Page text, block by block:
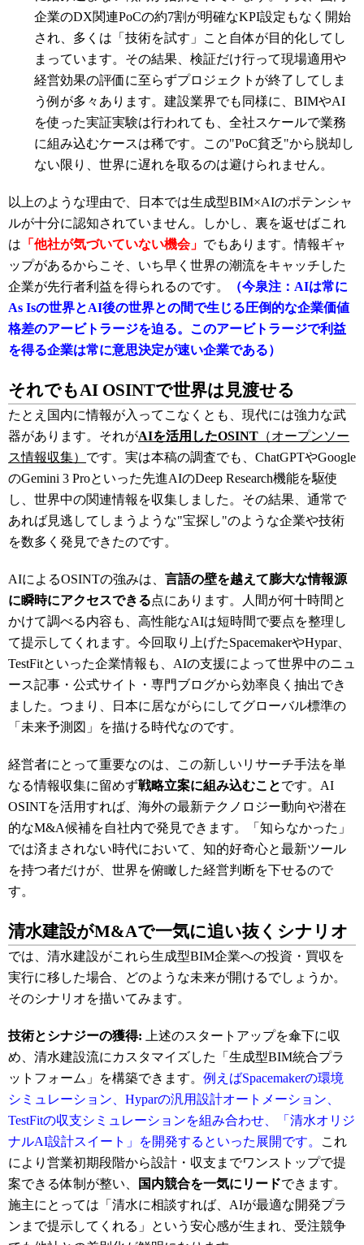
企業のDX関連PoCの約7割が明確なKPI設定もなく開始
され 、多くは「技術を試す」こと自体が目的化してし
まっています。その結果、検証だけ行って現場適用や
経営効果の評価に至らずプロジェクトが終了してしま
う例が多々あります。建設業界でも同様に、BIMやAI
を使った実証実験は行われても、全社スケールで業務
に組み込むケースは稀です。この"PoC貧乏"から脱却し
ない限り、世界に遅れを取るのは避けられません。
以上のような理由で、日本では生成型BIM×AIのポテンシャ
ルが十分に認知されていません。しかし、裏を返せばこれ
は 「他社が気づいていない機会」 でもあります。情報ギャ
ップがあるからこそ、いち早く世界の潮流をキャッチした
企業が先行者利益を得られるのです。
（今泉注：AIは常に
As Isの世界とAI後の世界との間で生じる圧倒的な企業価値
格差のアービトラージを迫る。このアービトラージで利益
を得る企業は常に意思決定が速い企業である）
それでもAI OSINTで世界は見渡せる
たとえ国内に情報が入ってこなくとも、現代には強力な武
器があります。それがAIを活用したOSINT （オープンソー
ス情報収集） です。実は本稿の調査でも、ChatGPTやGoogle
のGemini 3 Proといった先進AIのDeep Research機能を駆使
し、世界中の関連情報を収集しました 。その結果、通常で
あれば見逃してしまうような"宝探し"のような企業や技術
を数多く発見できたのです。
AIによるOSINTの強みは、 言語の壁を越えて膨大な情報源
に瞬時にアクセスできる点にあります。人間が何十時間と
かけて調べる内容も、高性能なAIは短時間で要点を整理し
て提示してくれます。今回取り上げたSpacemakerやHypar、
TestFitといった企業情報も、AIの支援によって世界中のニュ
ース記事・公式サイト・専門ブログから効率良く抽出でき
ました。つまり、日本に居ながらにしてグローバル標準の
「未来予測図」を描ける時代なのです。
経営者にとって重要なのは、この新しいリサーチ手法を単
なる情報収集に留めず戦略立案に組み込むことです。AI
OSINTを活用すれば、海外の最新テクノロジー動向や潜在
的なM&A候補を自社内で発見できます。「知らなかった」
では済まされない時代において、知的好奇心と最新ツール
を持つ者だけが、世界を俯瞰した経営判断を下せるので
す。
清水建設がM&Aで一気に追い抜くシナリオ
では、清水建設がこれら生成型BIM企業への投資・買収を
実行に移した場合、どのような未来が開けるでしょうか。
そのシナリオを描いてみます。
技術とシナジーの獲得: 上述のスタートアップを傘下に収
め、清水建設流にカスタマイズした「生成型BIM統合プラ
ットフォーム」を構築できます。 例えばSpacemakerの環境
シミュレーション、Hyparの汎用設計オートメーション、
TestFitの収支シミュレーションを組み合わせ、「清水オリジ
ナルAI設計スイート」を開発するといった展開です。
これ
により営業初期段階から設計・収支までワンストップで提
案できる体制が整い、
国内競合を一気にリードできます。
施主にとっては「清水に相談すれば、AIが最適な開発プラ
ンまで提示してくれる」という安心感が生まれ、受注競争